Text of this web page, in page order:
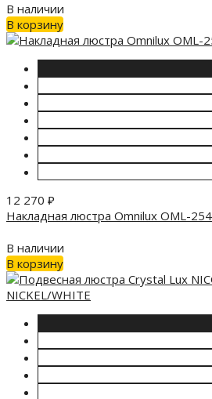
В наличии
В корзину
12 270 ₽
Накладная люстра Omnilux OML-
В наличии
В корзину